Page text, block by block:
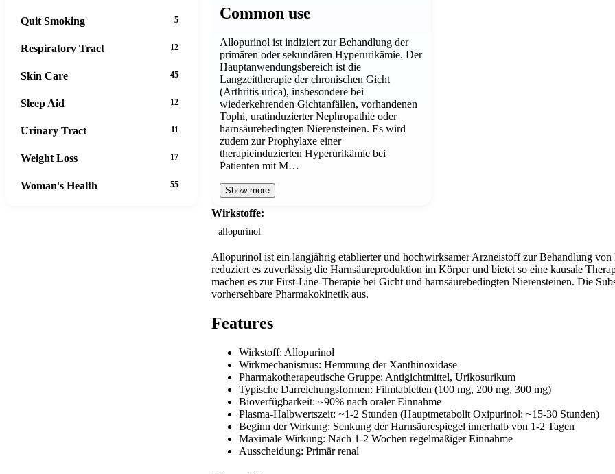
Common use
Allopurinol ist indiziert zur Behandlung der
primären oder sekundären Hyperurikämie. Der
Hauptanwendungsbereich ist die
Langzeittherapie der chronischen Gicht
(Arthritis urica), insbesondere bei
wiederkehrenden Gichtanfällen, vorhandenen
Tophi, uratinduzierter Nephropathie oder
harnsäurebedingten Nierensteinen. Es wird
zudem zur Prophylaxe einer
therapieinduzierten Hyperurikämie bei
Patienten mit M…
Show more
Wirkstoffe:
allopurinol
Allopurinol ist ein langjährig etablierter und hochwirksamer Arzneistoff zur Behandlung
reduziert es zuverlässig die Harnsäureproduktion im Körper und bietet so eine kausale
machen es zur First-Line-Therapie bei Gicht und harnsäurebedingten Nierensteinen. Die
vorhersehbare Pharmakokinetik aus.
Features
Wirkstoff: Allopurinol
Wirkmechanismus: Hemmung der Xanthinoxidase
Pharmakotherapeutische Gruppe: Antigichtmittel, Urikosurikum
Typische Darreichungsformen: Filmtabletten (100 mg, 200 mg, 300 mg)
Bioverfügbarkeit: ~90% nach oraler Einnahme
Plasma-Halbwertszeit: ~1-2 Stunden (Hauptmetabolit Oxipurinol: ~15-30 Stunden)
Beginn der Wirkung: Senkung der Harnsäurespiegel innerhalb von 1-2 Tagen
Maximale Wirkung: Nach 1-2 Wochen regelmäßiger Einnahme
Ausscheidung: Primär renal
Quit Smoking 5
Respiratory Tract 12
Skin Care 45
Sleep Aid 12
Urinary Tract 11
Weight Loss 17
Woman's Health 55